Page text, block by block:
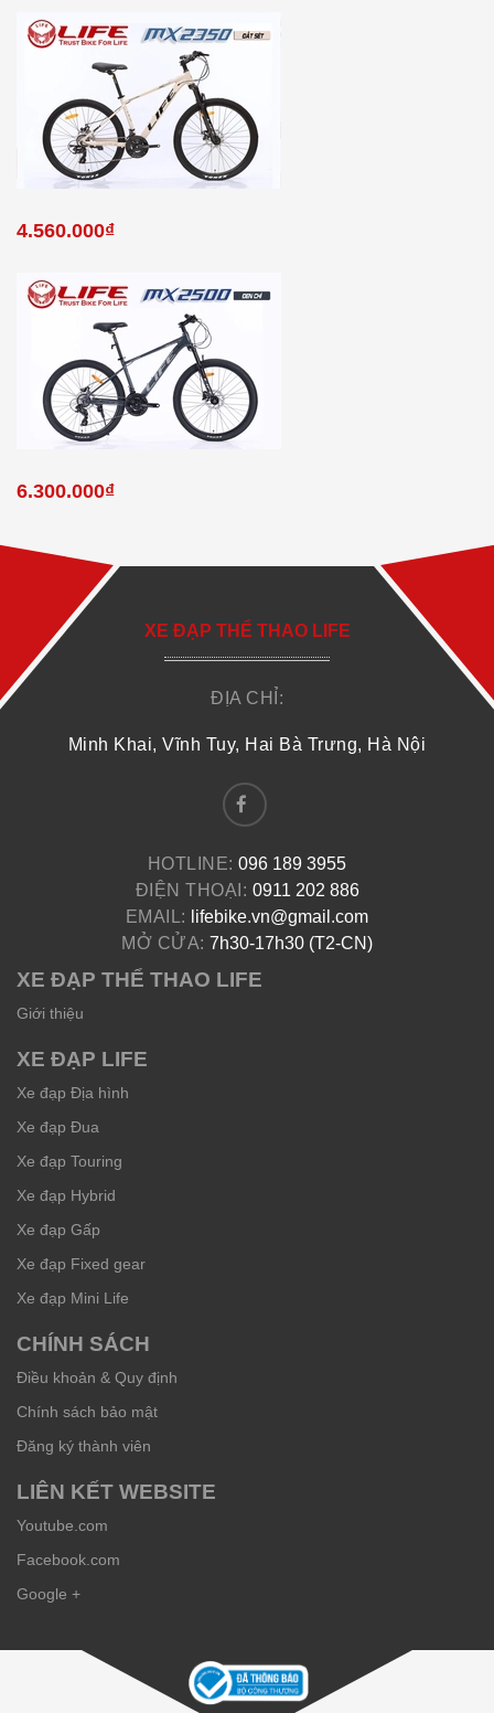
4.560.000₫
6.300.000₫
XE ĐẠP THỂ THAO LIFE
ĐỊA CHỈ:
Minh Khai, Vĩnh Tuy, Hai Bà Trưng, Hà Nội
HOTLINE:096 189 3955
ĐIỆN THOẠI: 0911 202 886
EMAIL:
lifebike.vn@gmail.com
MỞ CỬA: 7h30-17h30 (T2-CN)
XE ĐẠP THỂ THAO LIFE
Giới thiệu
XE ĐẠP LIFE
Xe đạp Địa hình
Xe đạp Đua
Xe đạp Touring
Xe đạp Hybrid
Xe đạp Gấp
Xe đạp Fixed gear
Xe đạp Mini Life
CHÍNH SÁCH
Điều khoản & Quy định
Chính sách bảo mật
Đăng ký thành viên
LIÊN KẾT WEBSITE
Youtube.com
Facebook.com
Google +